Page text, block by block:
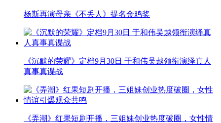
杨斯再演母亲《不丢人》提名金鸡奖
《沉默的荣耀》定档9月30日 于和伟吴越领衔演绎真人
真事真谍战
《弄潮》红果短剧开播，三姐妹创业热度破圈，女性情